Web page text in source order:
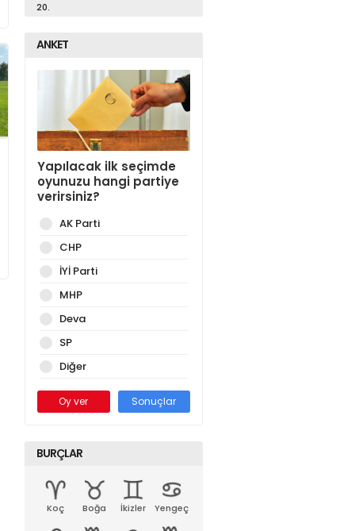
20.
ANKET
Yapılacak ilk seçimde
oyunuzu hangi partiye
verirsiniz?
AK Parti
CHP
İYİ Parti
MHP
Deva
SP
Diğer
Oy ver Sonuçlar
BURÇLAR
Koç Boğa İkizler Yengeç